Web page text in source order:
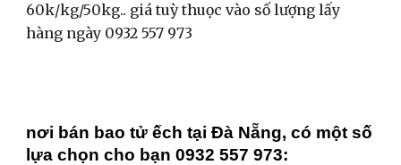
60k/kg/50kg.. giá tuỳ thuọc vào số lượng lấy
hàng ngày 0932 557 973
nơi bán bao tử ếch tại Đà Nẵng, có một số
lựa chọn cho bạn 0932 557 973: